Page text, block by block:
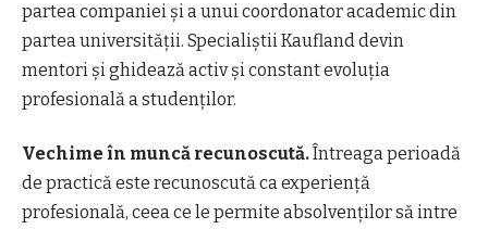
partea companiei și a unui coordonator academic din
partea universității. Specialiștii Kaufland devin
mentori și ghidează activ și constant evoluția
profesională a studenților.
Vechime în muncă recunoscută.Întreaga perioadă
de practică este recunoscută ca experiență
profesională, ceea ce le permite absolvenților să intre